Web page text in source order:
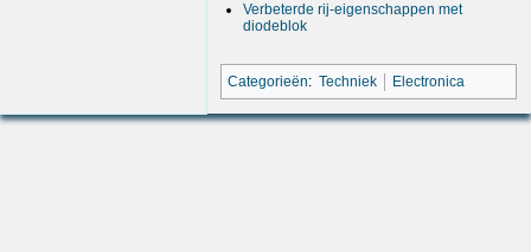
Verbeterde rij-eigenschappen met
diodeblok
Categorieën: Techniek Electronica